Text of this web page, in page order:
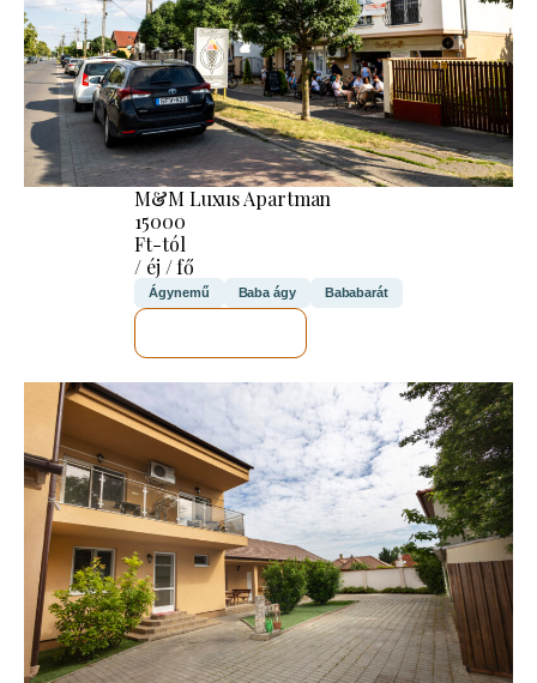
M&M Luxus Apartman
15000
Ft-tól
/ éj / fő
Ágynemű Baba ágy Bababarát